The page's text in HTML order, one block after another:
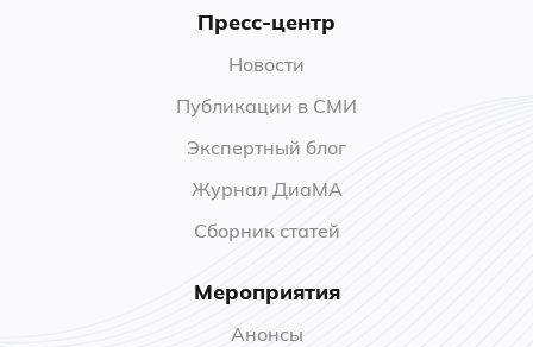
Пресс-центр
Новости
Публикации в СМИ
Экспертный блог
Журнал ДиаМА
Сборник статей
Мероприятия
Анонсы